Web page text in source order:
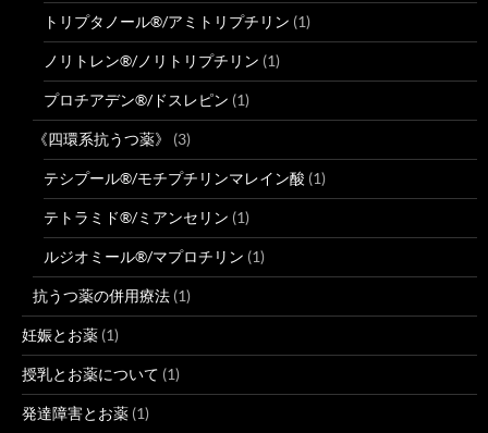
トリプタノール®/アミトリプチリン (1)
ノリトレン®/ノリトリプチリン (1)
プロチアデン®/ドスレピン (1)
《四環系抗うつ薬》 (3)
テシプール®/モチプチリンマレイン酸 (1)
テトラミド®/ミアンセリン (1)
ルジオミール®/マプロチリン (1)
抗うつ薬の併用療法 (1)
妊娠とお薬 (1)
授乳とお薬について (1)
発達障害とお薬 (1)